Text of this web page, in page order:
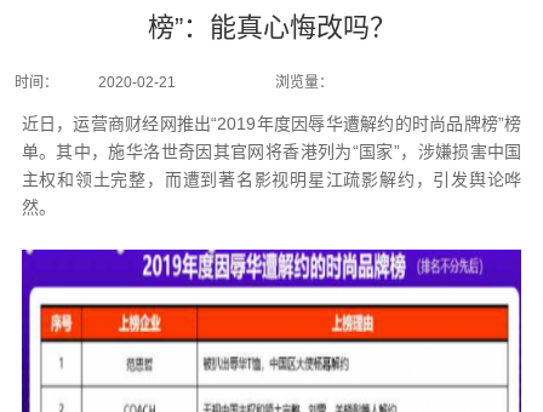
榜”：能真心悔改吗？
时间： 2020-02-21 浏览量：
近日，运营商财经网推出“2019年度因辱华遭解约的时尚品牌榜”榜
单。其中，施华洛世奇因其官网将香港列为“国家”，涉嫌损害中国
主权和领土完整，而遭到著名影视明星江疏影解约，引发舆论哗
然。